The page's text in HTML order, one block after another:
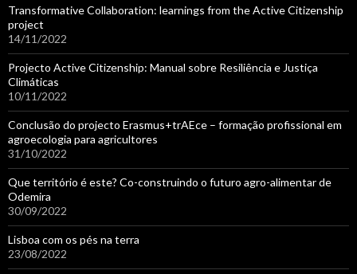
Transformative Collaboration: learnings from the Active Citizenship
project
14/11/2022
Projecto Active Citizenship: Manual sobre Resiliência e Justiça
Climáticas
10/11/2022
Conclusão do projecto Erasmus+trAEce – formação profissional em
agroecologia para agricultores
31/10/2022
Que território é este? Co-construindo o futuro agro-alimentar de
Odemira
30/09/2022
Lisboa com os pés na terra
23/08/2022